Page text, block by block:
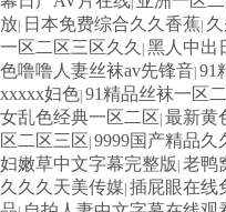
放| 日本免费综合久久香蕉|
一区二区三区久久 | 黑人中出
色噜噜人妻丝袜av先锋音| 91
xxxxx妇色| 91精品丝袜一区
女乱色经典一区二区| 最新黄
区二区三区| 9999国产精品久
妇嫩草中文字幕完整版 | 老鸭
久久久天美传媒| 插屁眼在线